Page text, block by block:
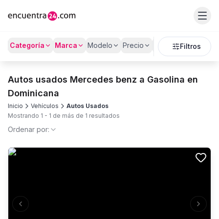
Categoría Marca Modelo Precio KilómetrosFiltros
Autos usados Mercedes benz a Gasolina en
Dominicana
Inicio Vehículos
Autos Usados
Mostrando 1 - 1 de más de 1 resultados
Ordenar por:
Previous slide Next